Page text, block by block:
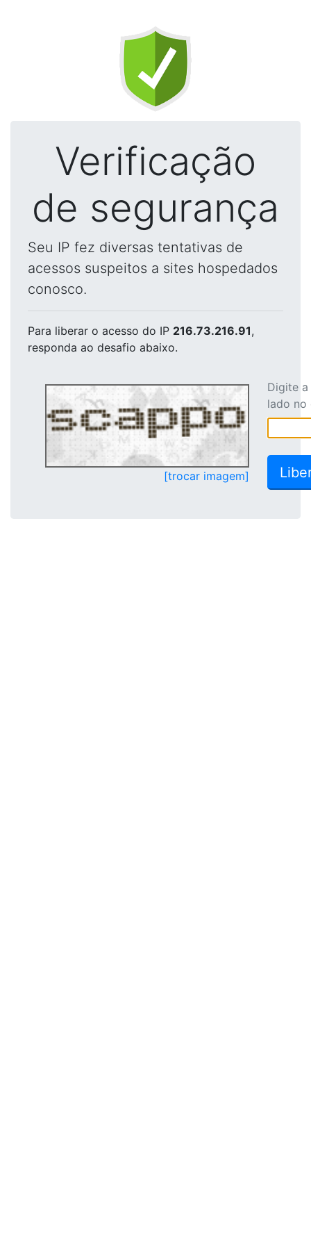
Verificação
de segurança
Seu IP fez diversas tentativas de
acessos suspeitos a sites hospedados
conosco.
Para liberar o acesso do IP 216.73.216.91,
responda ao desafio abaixo.
[trocar imagem]
Digite
lado no